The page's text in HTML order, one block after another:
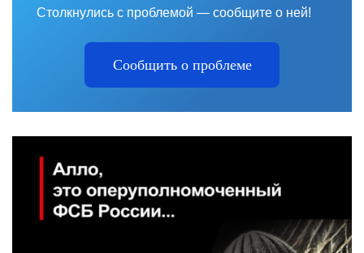
Столкнулись с проблемой — сообщите о ней!
Сообщить о проблеме